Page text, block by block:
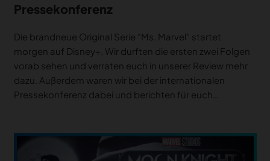
Pressekonferenz
Die brandneue Original Serie “Ms. Marvel” startet
morgen auf Disney+. Wir durften die ersten zwei Folgen
vorab sehen und verraten euch in unserer Review mehr
dazu. Außerdem waren wir bei der internationalen
Pressekonferenz dabei und berichten für euch…